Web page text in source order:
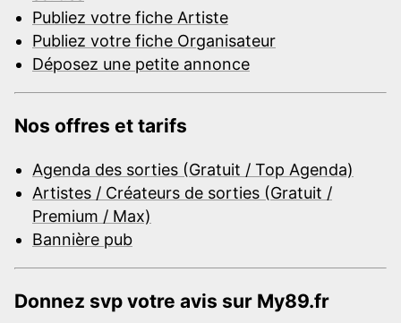
Publiez votre fiche Artiste
Publiez votre fiche Organisateur
Déposez une petite annonce
Nos offres et tarifs
Agenda des sorties (Gratuit / Top Agenda)
Artistes / Créateurs de sorties (Gratuit /
Premium / Max)
Bannière pub
Donnez svp votre avis sur My89.fr